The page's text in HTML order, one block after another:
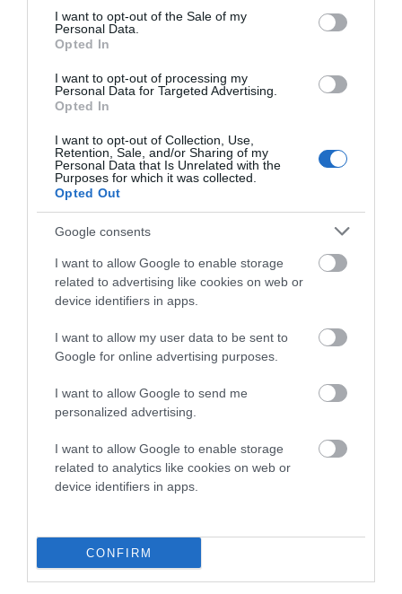
consent section.
I want to opt-out of the Sale of my
Personal Data.
Opted In
I want to opt-out of processing my
Personal Data for Targeted Advertising.
Opted In
I want to opt-out of Collection, Use,
Retention, Sale, and/or Sharing of my
Personal Data that Is Unrelated with the
Purposes for which it was collected.
Opted Out
Google consents
I want to allow Google to enable storage
related to advertising like cookies on web or
device identifiers in apps.
I want to allow my user data to be sent to
Google for online advertising purposes.
I want to allow Google to send me
personalized advertising.
I want to allow Google to enable storage
related to analytics like cookies on web or
device identifiers in apps.
CONFIRM
ΠΡΟΣΟΧΗ: Πολύ υψηλός κίνδυνος πυρκαγιάς στις
ΟΡΜΟΣ ΚΟΡΘΙΟΥ: Όταν η φωτογραφία γίνεται μνήμη
ικανότητα στο επίκεντρο
Πρόσφατα Άρθρα
ΔΥΟ ΚΑΛΟΚΑΙΡΙΝΑ
ΔΡΩΜΕΝΑ: Όταν η νέα
ναυτοσύνη του νησιού
09/08/2026
ΠΡΟΣΟΧΗ: Πολύ υψηλός
κίνδυνος πυρκαγιάς στις
08/08/2026
καλοκαίρια στην Άνδρο –
και την δεκαετία του 1970